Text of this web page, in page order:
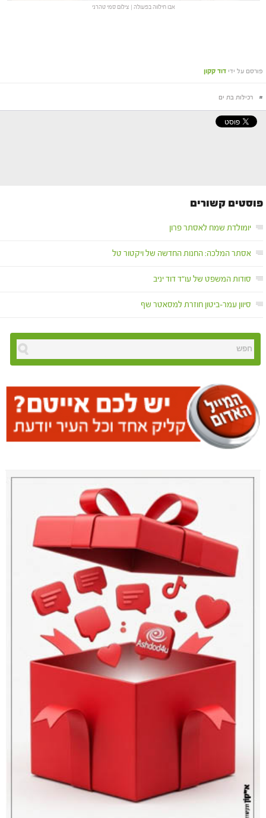
אבו חילווה בפעולה | צילום סמי טהרני
פורסם על ידי דוד קקון
# רכילות בת ים
פוסטים קשורים
יומולדת שמח לאסתר פרון
אסתר המלכה: החנות החדשה של ויקטור טל
סודות המשפט של עו"ד דוד יניב
סיוון עמר-ביטון חוזרת למסאטר שף